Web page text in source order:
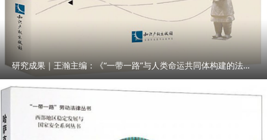
研究成果｜王瀚主编：《“一带一路”与人类命运共同体构建的法律与实践》